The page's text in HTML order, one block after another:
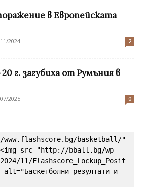
в Европейската
2024 2
г. загубиха от Румъния в
2025 0
basketball/"
src="http://bball.bg/wp-
11/Flashscore_Lockup_Posit
alt="Баскетболни резултати и